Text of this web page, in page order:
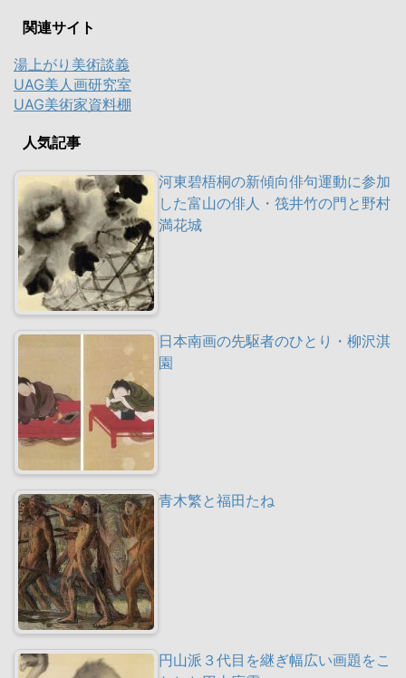
関連サイト
湯上がり美術談義
UAG美人画研究室
UAG美術家資料棚
人気記事
河東碧梧桐の新傾向俳句運動に参加
した富山の俳人・筏井竹の門と野村
満花城
日本南画の先駆者のひとり・柳沢淇
園
青木繁と福田たね
円山派３代目を継ぎ幅広い画題をこ